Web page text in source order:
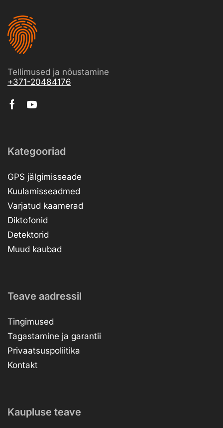
Tellimused ja nõustamine
+371-20484176
Kategooriad
GPS jälgimisseade
Kuulamisseadmed
Varjatud kaamerad
Diktofonid
Detektorid
Muud kaubad
Teave aadressil
Tingimused
Tagastamine ja garantii
Privaatsuspoliitika
Kontakt
Kaupluse teave